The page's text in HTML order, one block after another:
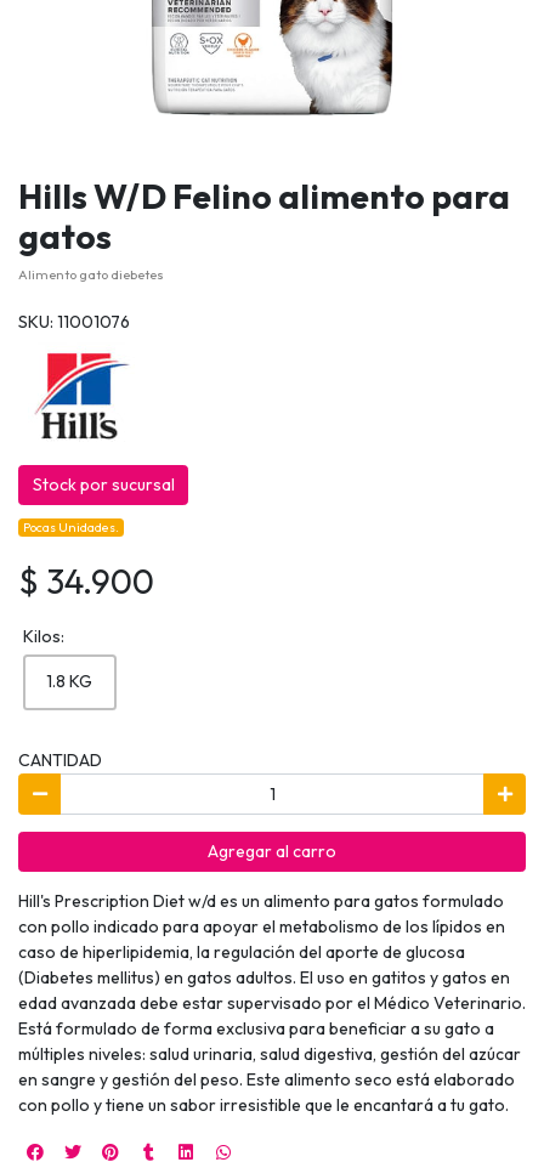
Hills W/D Felino alimento para
gatos
Alimento gato diebetes
SKU: 11001076
Stock por sucursal
Pocas Unidades.
$ 34.900
Kilos:
1.8 KG
CANTIDAD
Agregar al carro
Hill's Prescription Diet w/d es un alimento para gatos formulado
con pollo indicado para apoyar el metabolismo de los lípidos en
caso de hiperlipidemia, la regulación del aporte de glucosa
(Diabetes mellitus) en gatos adultos. El uso en gatitos y gatos en
edad avanzada debe estar supervisado por el Médico Veterinario.
Está formulado de forma exclusiva para beneficiar a su gato a
múltiples niveles: salud urinaria, salud digestiva, gestión del azúcar
en sangre y gestión del peso. Este alimento seco está elaborado
con pollo y tiene un sabor irresistible que le encantará a tu gato.